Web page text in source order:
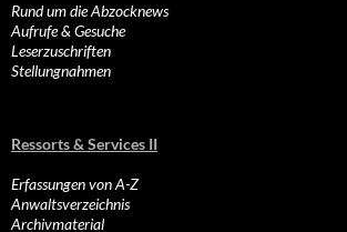
Rund um die Abzocknews
Aufrufe & Gesuche
Leserzuschriften
Stellungnahmen
Ressorts & Services II
Erfassungen von A-Z
Anwaltsverzeichnis
Archivmaterial